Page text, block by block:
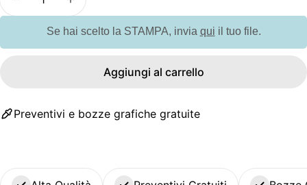
Diminuisci la quantità per G09816 Penna a
Aumenta la quantità per G09816
Se hai scelto la STAMPA, invia qui il tuo file.
Aggiungi al carrello
Preventivi e bozze grafiche gratuite